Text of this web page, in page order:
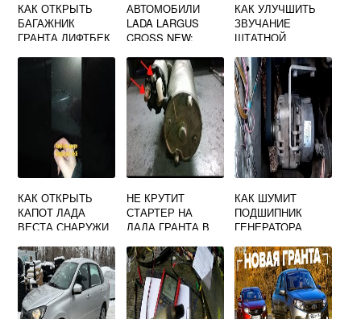
КАК ОТКРЫТЬ
БАГАЖНИК
ГРАНТА ЛИФТБЕК
АВТОМОБИЛИ
LADA LARGUS
CROSS NEW:
ТЕХНИЧЕСКИЕ
ХАРАКТЕРИСТИК
И
КАК УЛУЧШИТЬ
ЗВУЧАНИЕ
ШТАТНОЙ
ЛАДА ВЕСТА
КАК ОТКРЫТЬ
КАПОТ ЛАДА
ВЕСТА СНАРУЖИ
АККУМУЛЯТОР
НЕ КРУТИТ
СТАРТЕР НА
ЛАДА ГРАНТА В
КАК ШУМИТ
ПОДШИПНИК
ГЕНЕРАТОРА